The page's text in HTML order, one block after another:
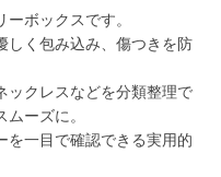
ボックスです。
しく包み込み、傷つきを防
ックレスなどを分類整理で
ーズに。
を一目で確認できる実用的